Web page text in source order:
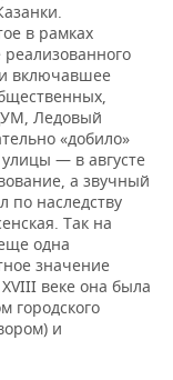
в рамках
включавшее
Ледовый
«добило»
— в августе
а звучный
по наследству
Так на
одна
значение
веке она была
городского
и